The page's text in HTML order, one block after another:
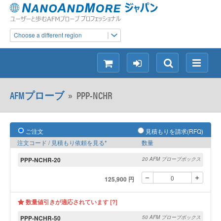
Choose a different region
メ
ニ
検
索
ロ
グ
シ
ョ
ッ
ン
AFMプローブ» PPP-NCHR
ご注文
見積もりを請求(RFQ)
注文コード / 見積もり依頼を見る*
数量
PPP-NCHR-20 20 AFM プローブボックス
125,900 円
数量値引きが適応されています [?]
PPP-NCHR-50
50 AFM プローブボックス